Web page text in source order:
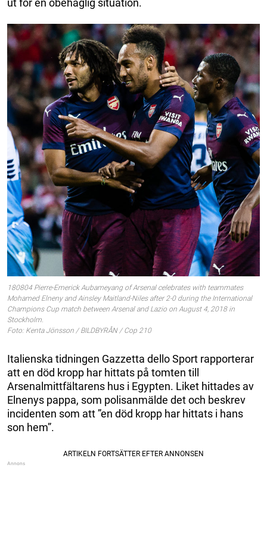
ut för en obehaglig situation.
180804 Pierre-Emerick Aubameyang of Arsenal celebrates with teammates
Mohamed Elneny and Ainsley Maitland-Niles after 2-0 during the International
Champions Cup match between Arsenal and Lazio on August 4, 2018 in
Stockholm.
Foto: Kenta Jönsson / BILDBYRÅN / Cop 210
Italienska tidningen Gazzetta dello Sport rapporterar
att en död kropp har hittats på tomten till
Arsenalmittfältarens hus i Egypten. Liket hittades av
Elnenys pappa, som polisanmälde det och beskrev
incidenten som att ”en död kropp har hittats i hans
son hem”.